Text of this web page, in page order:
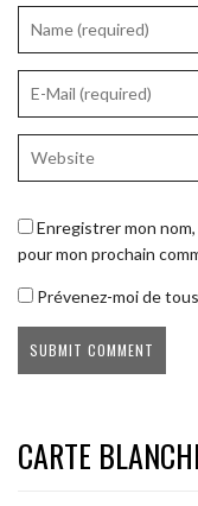
Enregistrer mon
pour mon prochain
Prévenez-moi de
CARTE